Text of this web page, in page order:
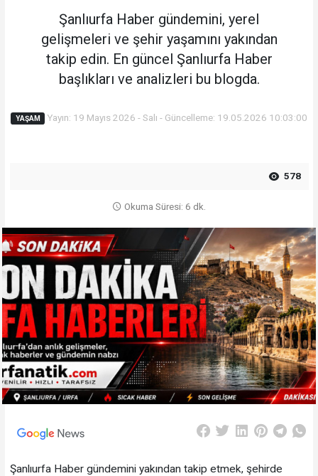
Şanlıurfa Haber gündemini, yerel
gelişmeleri ve şehir yaşamını yakından
takip edin. En güncel Şanlıurfa Haber
başlıkları ve analizleri bu blogda.
YAŞAM Yayın: 19 Mayıs 2026 - Salı - Güncelleme: 19.05.2026 10:03:00
578
Okuma Süresi: 6 dk.
Şanlıurfa Haber gündemini yakından takip etmek, şehirde